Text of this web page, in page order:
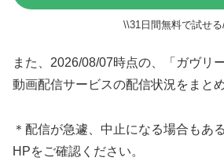
\\31日間無料で試せ
また、2026/08/07時点の、「ガヴリ
動画配信サービスの配信状況をまと
＊配信が急遽、中止になる場合もあ
HPをご確認ください。